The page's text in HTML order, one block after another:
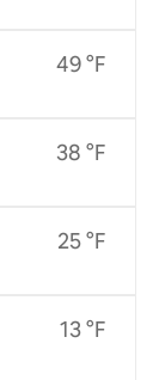
49 °F
38 °F
25 °F
13 °F